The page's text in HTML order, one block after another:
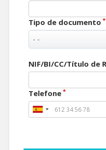
Tipo de documento *
NIF/BI/CC/Título de
Telefone *